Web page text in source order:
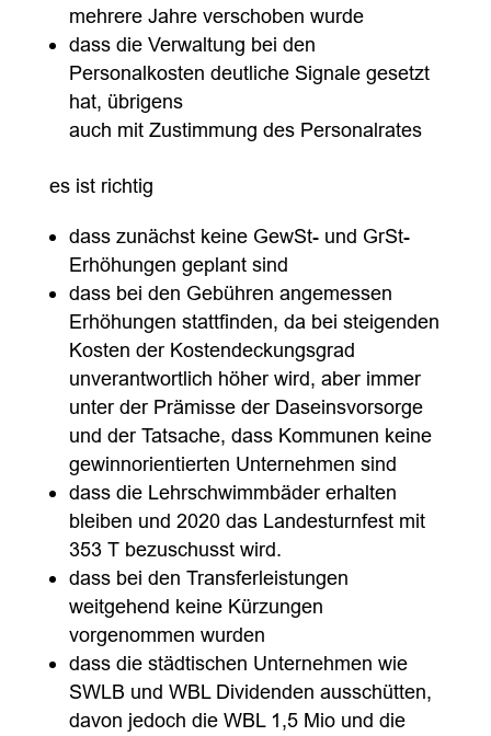
mehrere Jahre verschoben wurde
dass die Verwaltung bei den
Personalkosten deutliche Signale gesetzt
hat, übrigens
auch mit Zustimmung des Personalrates
es ist richtig
dass zunächst keine GewSt- und GrSt-
Erhöhungen geplant sind
dass bei den Gebühren angemessen
Erhöhungen stattfinden, da bei steigenden
Kosten der Kostendeckungsgrad
unverantwortlich höher wird, aber immer
unter der Prämisse der Daseinsvorsorge
und der Tatsache, dass Kommunen keine
gewinnorientierten Unternehmen sind
dass die Lehrschwimmbäder erhalten
bleiben und 2020 das Landesturnfest mit
353 T bezuschusst wird.
dass bei den Transferleistungen
weitgehend keine Kürzungen
vorgenommen wurden
dass die städtischen Unternehmen wie
SWLB und WBL Dividenden ausschütten,
davon jedoch die WBL 1,5 Mio und die